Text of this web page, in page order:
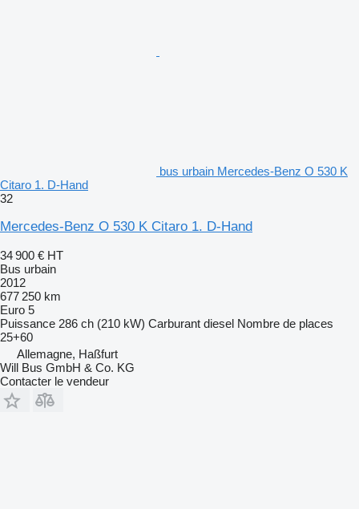
bus urbain Mercedes-Benz O 530 K
Citaro 1. D-Hand
32
Mercedes-Benz O 530 K Citaro 1. D-Hand
34 900 € HT
Bus urbain
2012
677 250 km
Euro 5
Puissance 286 ch (210 kW) Carburant diesel Nombre de places
25+60
Allemagne, Haßfurt
Will Bus GmbH & Co. KG
Contacter le vendeur